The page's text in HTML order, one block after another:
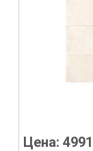
Цена:4991